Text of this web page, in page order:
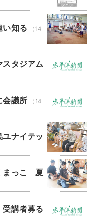
知る
（14
タジアム
議所
（14
ナイテッ
まっこ 夏
講者募る